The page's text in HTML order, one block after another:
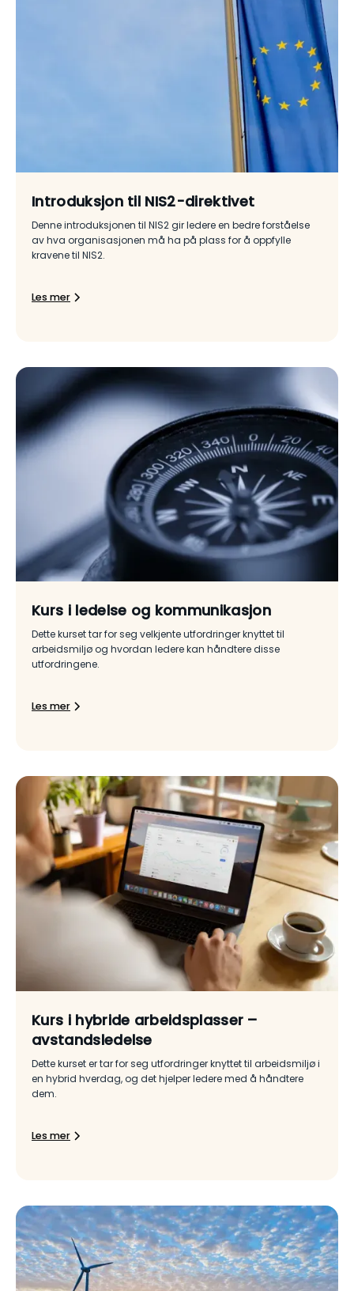
Introduksjon til NIS2-direktivet
Denne introduksjonen til NIS2 gir ledere en bedre forståelse
av hva organisasjonen må ha på plass for å oppfylle
kravene til NIS2.
Les mer
Kurs i ledelse og kommunikasjon
Dette kurset tar for seg velkjente utfordringer knyttet til
arbeidsmiljø og hvordan ledere kan håndtere disse
utfordringene.
Les mer
Kurs i hybride arbeidsplasser –
avstandsledelse
Dette kurset er tar for seg utfordringer knyttet til arbeidsmiljø i
en hybrid hverdag, og det hjelper ledere med å håndtere
dem.
Les mer